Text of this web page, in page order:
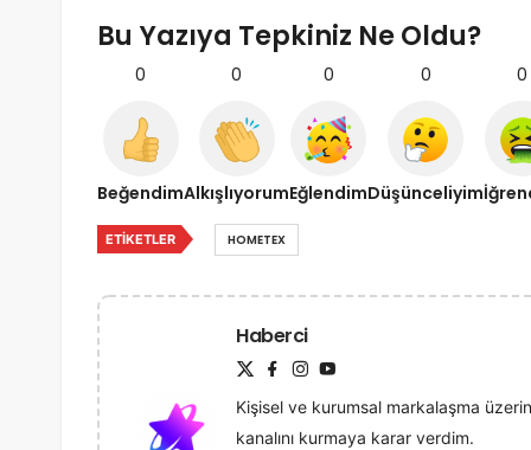
Bu Yazıya Tepkiniz Ne Oldu?
0
Beğendim
0
Alkışlıyorum
0
Eğlendim
0
Düşünceliyim
0
ETIKETLER HOMETEX
Haberci
Kişisel ve kurumsal markalaşma
kanalını kurmaya karar verdim.